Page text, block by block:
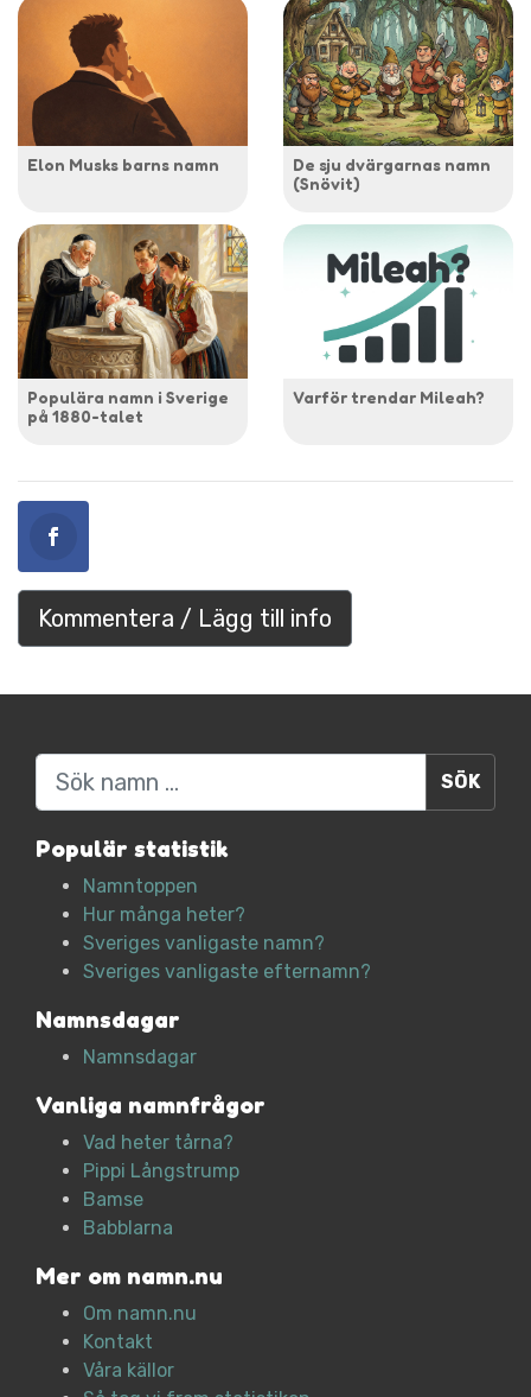
Elon Musks barns namn
De sju dvärgarnas namn
(Snövit)
Populära namn i Sverige
på 1880-talet
Varför trendar Mileah?
Kommentera / Lägg till info
Sök
Populär statistik
Namntoppen
Hur många heter?
Sveriges vanligaste namn?
Sveriges vanligaste efternamn?
Namnsdagar
Namnsdagar
Vanliga namnfrågor
Vad heter tårna?
Pippi Långstrump
Bamse
Babblarna
Mer om namn.nu
Om namn.nu
Kontakt
Våra källor